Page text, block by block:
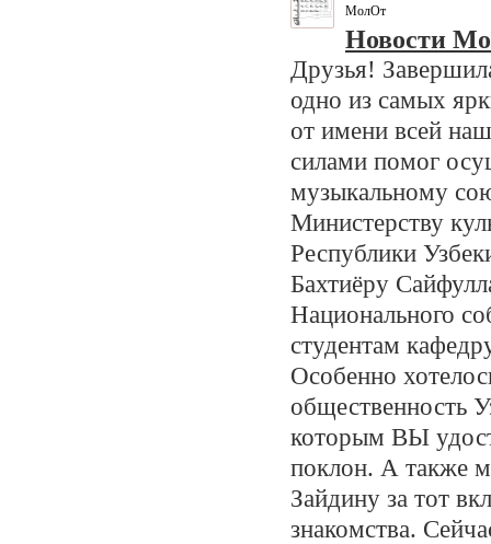
МолОт
Новости
Друзья!
одно из самых
от имени всей
силами помог
музыкальному
Министерству
Республики
Бахтиёру
Национального
студентам
Особенно
общественность
которым ВЫ
поклон. А также
Зайдину за тот
знакомства.